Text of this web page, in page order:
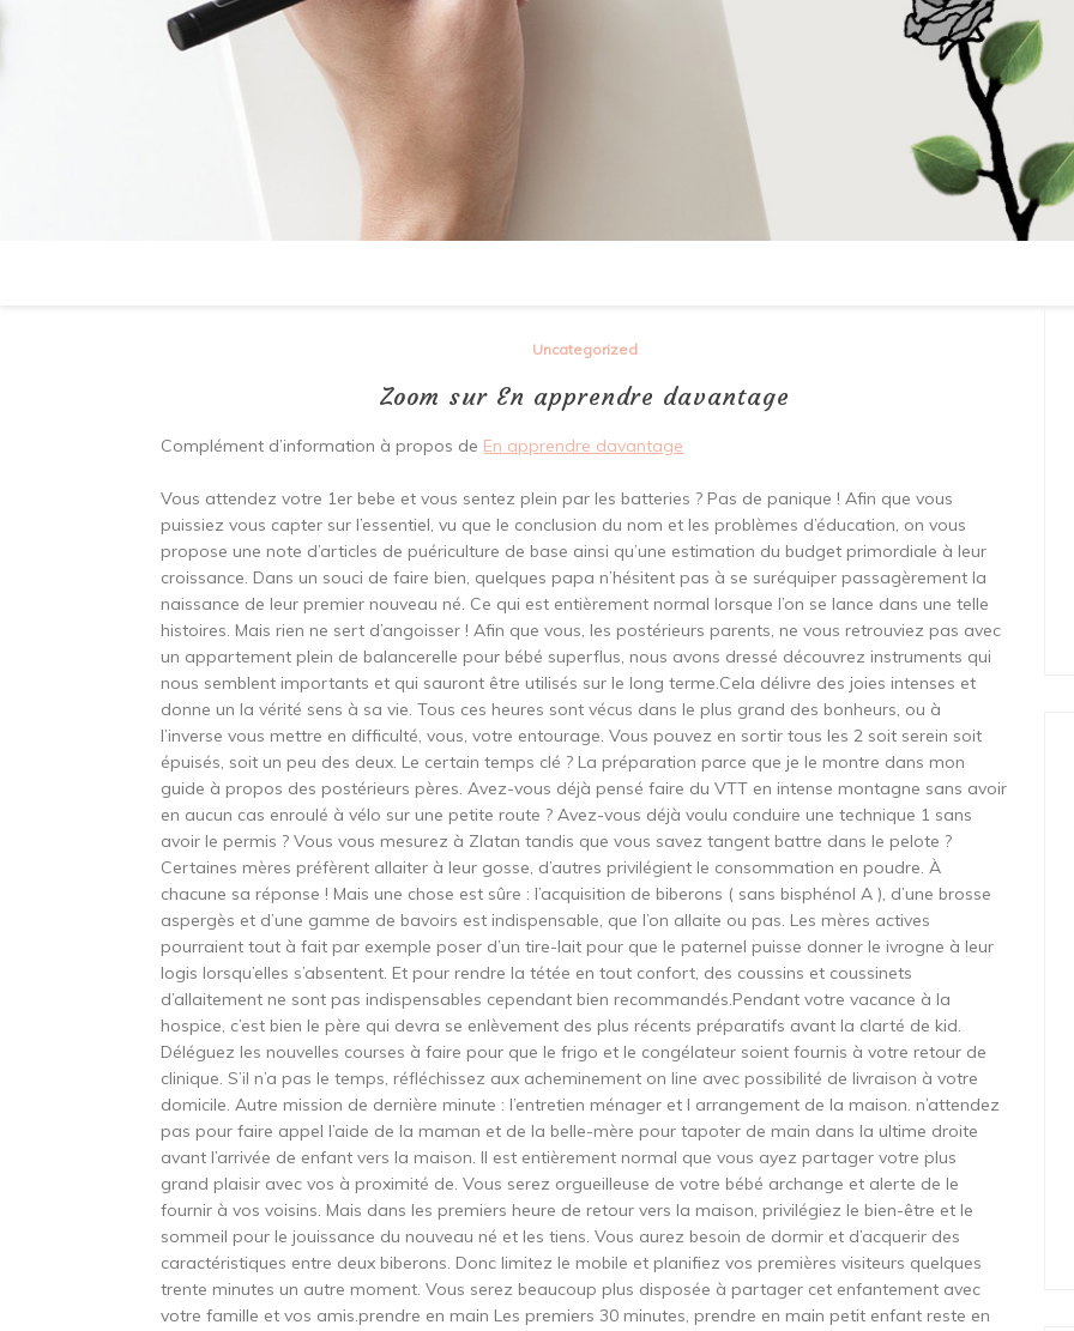
Uncategorized
Zoom sur En apprendre davantage
Complément d’information à propos de En apprendre davantage
Vous attendez votre 1er bebe et vous sentez plein par les batteries ? Pas de panique ! Afin que vous
puissiez vous capter sur l’essentiel, vu que le conclusion du nom et les problèmes d’éducation, on vous
propose une note d’articles de puériculture de base ainsi qu’une estimation du budget primordiale à leur
croissance. Dans un souci de faire bien, quelques papa n’hésitent pas à se suréquiper passagèrement la
naissance de leur premier nouveau né. Ce qui est entièrement normal lorsque l’on se lance dans une telle
histoires. Mais rien ne sert d’angoisser ! Afin que vous, les postérieurs parents, ne vous retrouviez pas avec
un appartement plein de balancerelle pour bébé superflus, nous avons dressé découvrez instruments qui
nous semblent importants et qui sauront être utilisés sur le long terme.Cela délivre des joies intenses et
donne un la vérité sens à sa vie. Tous ces heures sont vécus dans le plus grand des bonheurs, ou à
l’inverse vous mettre en difficulté, vous, votre entourage. Vous pouvez en sortir tous les 2 soit serein soit
épuisés, soit un peu des deux. Le certain temps clé ? La préparation parce que je le montre dans mon
guide à propos des postérieurs pères. Avez-vous déjà pensé faire du VTT en intense montagne sans avoir
en aucun cas enroulé à vélo sur une petite route ? Avez-vous déjà voulu conduire une technique 1 sans
avoir le permis ? Vous vous mesurez à Zlatan tandis que vous savez tangent battre dans le pelote ?
Certaines mères préfèrent allaiter à leur gosse, d’autres privilégient le consommation en poudre. À
chacune sa réponse ! Mais une chose est sûre : l’acquisition de biberons ( sans bisphénol A ), d’une brosse
aspergès et d’une gamme de bavoirs est indispensable, que l’on allaite ou pas. Les mères actives
pourraient tout à fait par exemple poser d’un tire-lait pour que le paternel puisse donner le ivrogne à leur
logis lorsqu’elles s’absentent. Et pour rendre la tétée en tout confort, des coussins et coussinets
d’allaitement ne sont pas indispensables cependant bien recommandés.Pendant votre vacance à la
hospice, c’est bien le père qui devra se enlèvement des plus récents préparatifs avant la clarté de kid.
Déléguez les nouvelles courses à faire pour que le frigo et le congélateur soient fournis à votre retour de
clinique. S’il n’a pas le temps, réfléchissez aux acheminement on line avec possibilité de livraison à votre
domicile. Autre mission de dernière minute : l’entretien ménager et l arrangement de la maison. n’attendez
pas pour faire appel l’aide de la maman et de la belle-mère pour tapoter de main dans la ultime droite
avant l’arrivée de enfant vers la maison. Il est entièrement normal que vous ayez partager votre plus
grand plaisir avec vos à proximité de. Vous serez orgueilleuse de votre bébé archange et alerte de le
fournir à vos voisins. Mais dans les premiers heure de retour vers la maison, privilégiez le bien-être et le
sommeil pour le jouissance du nouveau né et les tiens. Vous aurez besoin de dormir et d’acquerir des
caractéristiques entre deux biberons. Donc limitez le mobile et planifiez vos premières visiteurs quelques
trente minutes un autre moment. Vous serez beaucoup plus disposée à partager cet enfantement avec
votre famille et vos amis.prendre en main Les premiers 30 minutes, prendre en main petit enfant reste en